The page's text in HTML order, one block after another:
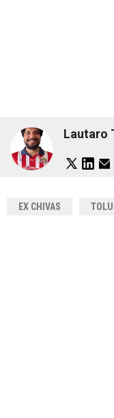
Lautaro
EX CHIVAS